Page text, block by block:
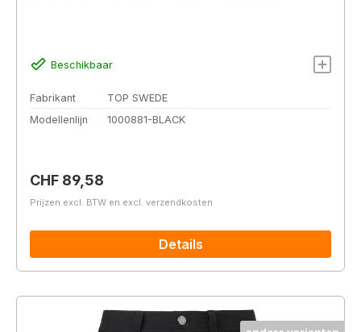
Beschikbaar
Fabrikant
TOP SWEDE
Modellenlijn
1000881-BLACK
Normale prijs:
CHF 89,58
Prijzen excl. BTW en excl. verzendkosten
Details